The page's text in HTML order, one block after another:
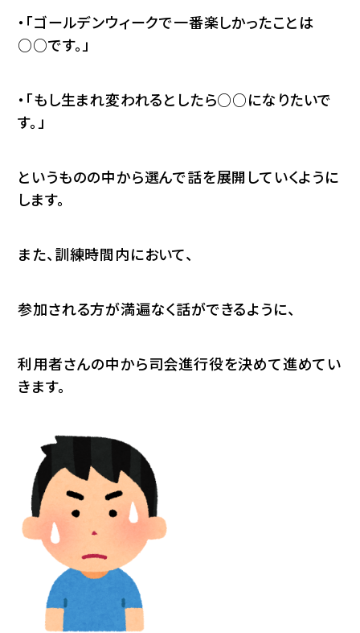
・「ゴールデンウィークで一番楽しかったことは
○○です。」
・「もし生まれ変われるとしたら○○になりたいで
す。」
というものの中から選んで話を展開していくように
します。
また、訓練時間内において、
参加される方が満遍なく話ができるように、
利用者さんの中から司会進行役を決めて進めてい
きます。